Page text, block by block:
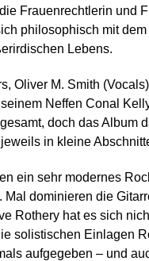
Frauenrechtlerin
philosophisch mit
Lebens.
Oliver M. Smith
Neffen Conal
doch das Album
in kleine
ein sehr modernes
Mal dominieren die
Rothery hat es sich
solistischen Einlagen
aufgegeben – und